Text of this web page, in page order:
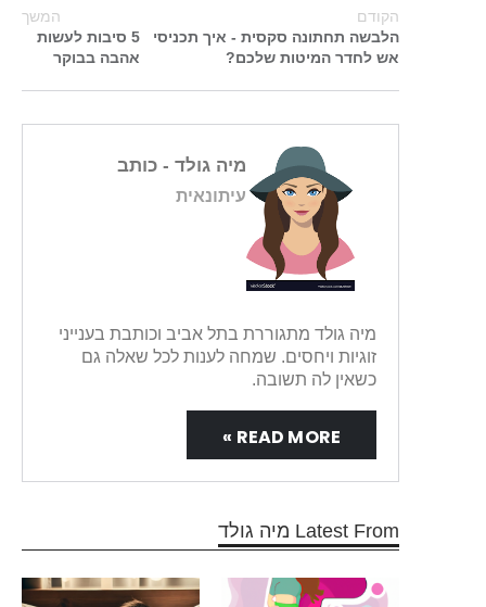
הקודם
הלבשה תחתונה סקסית - איך תכניסי
אש לחדר המיטות שלכם?
המשך
5 סיבות לעשות
אהבה בבוקר
מיה גולד - כותב
עיתונאית
מיה גולד מתגוררת בתל אביב וכותבת בענייני
זוגיות ויחסים. שמחה לענות לכל שאלה גם
כשאין לה תשובה.
READ MORE »
Latest From מיה גולד